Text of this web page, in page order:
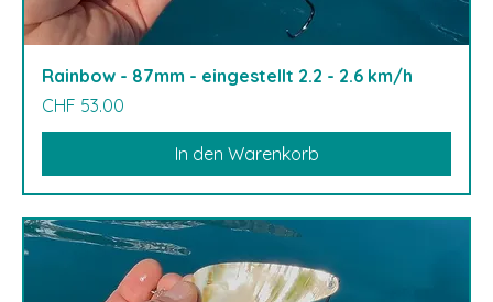
Rainbow - 87mm - eingestellt 2.2 - 2.6 km/h
Preis
CHF 53.00
In den Warenkorb